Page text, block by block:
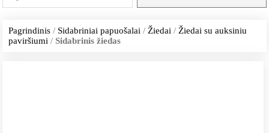
Pagrindinis / Sidabriniai papuošalai / Žiedai / Žiedai su auksiniu
paviršiumi /Sidabrinis žiedas